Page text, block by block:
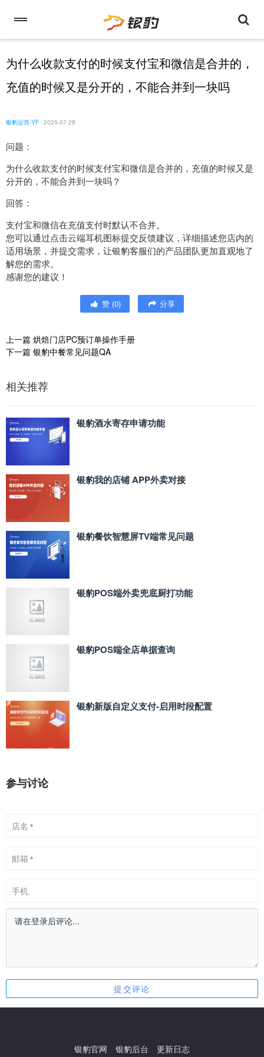
为什么收款支付的时候支付宝和微信是合并的，
充值的时候又是分开的，不能合并到一块吗
银豹运营-YF 2025-07-28
问题：
为什么收款支付的时候支付宝和微信是合并的，充值的时候又是
分开的，不能合并到一块吗？
回答：
支付宝和微信在充值支付时默认不合并。
您可以通过点击云端耳机图标提交反馈建议，详细描述您店内的
适用场景，并提交需求，让银豹客服们的产品团队更加直观地了
解您的需求。
感谢您的建议！
赞 (0) 分享
上一篇 烘焙门店PC预订单操作手册
下一篇 银豹中餐常见问题QA
相关推荐
银豹酒水寄存申请功能
银豹我的店铺 APP外卖对接
银豹餐饮智慧屏TV端常见问题
银豹POS端外卖兜底厨打功能
银豹POS端全店单据查询
银豹新版自定义支付‑启用时段配置
参与讨论
店名 *
邮箱 *
手机
银豹官网 银豹后台 更新日志